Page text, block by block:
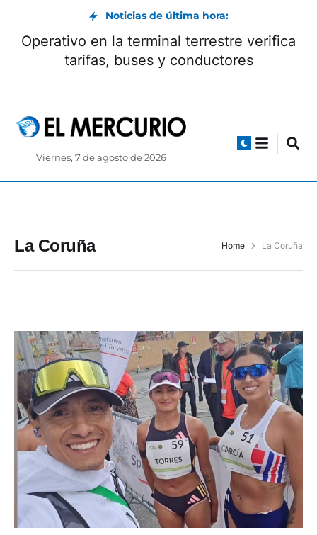
Noticias de última hora:
Operativo en la terminal terrestre verifica
tarifas, buses y conductores
Viernes, 7 de agosto de 2026
La Coruña Home La Coruña